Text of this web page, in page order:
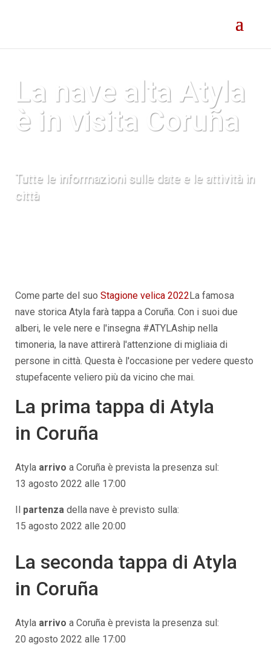
La nave alta Atyla
è in visita Coruña
Tutte le informazioni sulle date e le attività in
città
Come parte del suo Stagione velica 2022La famosa
nave storica Atyla farà tappa a Coruña. Con i suoi due
alberi, le vele nere e l'insegna #ATYLAship nella
timoneria, la nave attirerà l'attenzione di migliaia di
persone in città. Questa è l'occasione per vedere questo
stupefacente veliero più da vicino che mai.
La prima tappa di Atyla
in Coruña
Atyla arrivo a Coruña è prevista la presenza sul:
13 agosto 2022 alle 17:00
Il partenzadella nave è previsto sulla:
15 agosto 2022 alle 20:00
La seconda tappa di Atyla
in Coruña
Atyla arrivo a Coruña è prevista la presenza sul:
20 agosto 2022 alle 17:00